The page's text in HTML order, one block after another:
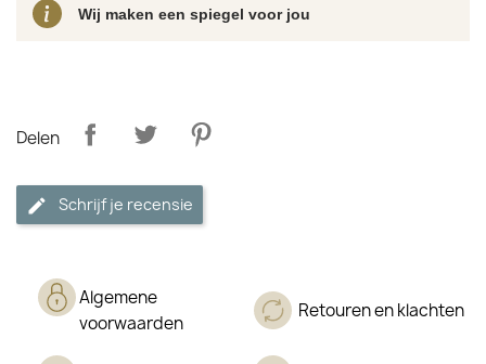
Wij maken een spiegel voor jou
Delen
Schrijf je recensie
Algemene
voorwaarden
Retouren en klachten